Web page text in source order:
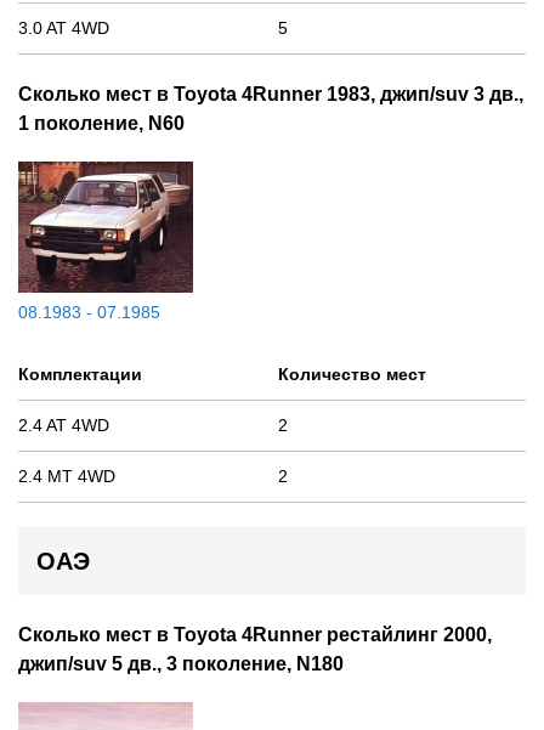
3.0 AT 4WD 5
Сколько мест в Toyota 4Runner 1983, джип/suv 3 дв.,
1 поколение, N60
08.1983 - 07.1985
Комплектации Количество мест
2.4 AT 4WD 2
2.4 MT 4WD 2
ОАЭ
Сколько мест в Toyota 4Runner рестайлинг 2000,
джип/suv 5 дв., 3 поколение, N180